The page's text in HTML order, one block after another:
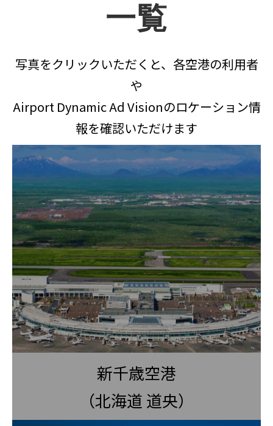
一覧
写真をクリックいただくと、各空港の利用者
や
Airport Dynamic Ad Visionのロケーション情
報を確認いただけます
新千歳空港
（北海道 道央）